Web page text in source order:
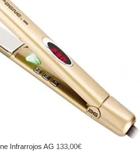
Infrarrojos AG 133,00€